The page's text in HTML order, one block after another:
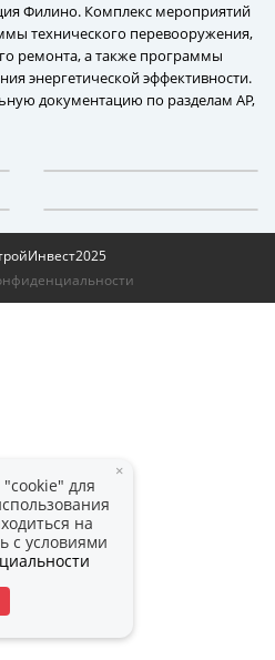
Филино. Комплекс мероприятий
технического перевооружения,
ремонта, а также программы
энергетической эффективности.
документацию по разделам АР,
2025
×
для
на
с условиями